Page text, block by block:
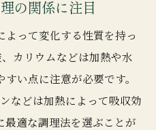
の関係に注目
って変化する性質を持っ
カリウムなどは加熱や水
い点に注意が必要です。
などは加熱によって吸収効
適な調理法を選ぶことが